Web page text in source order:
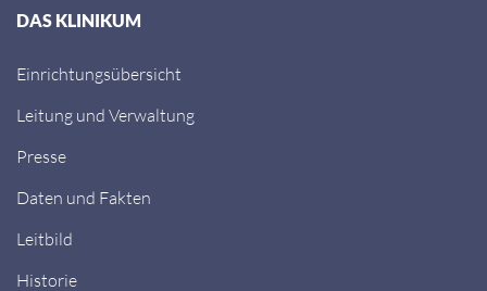
DAS KLINIKUM
Einrichtungsübersicht
Leitung und Verwaltung
Presse
Daten und Fakten
Leitbild
Historie